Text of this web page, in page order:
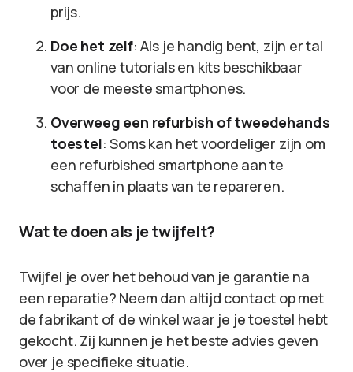
prijs.
Doe het zelf: Als je handig bent, zijn er tal
van online tutorials en kits beschikbaar
voor de meeste smartphones.
Overweeg een refurbish of tweedehands
toestel: Soms kan het voordeliger zijn om
een refurbished smartphone aan te
schaffen in plaats van te repareren.
Wat te doen als je twijfelt?
Twijfel je over het behoud van je garantie na
een reparatie? Neem dan altijd contact op met
de fabrikant of de winkel waar je je toestel hebt
gekocht. Zij kunnen je het beste advies geven
over je specifieke situatie.